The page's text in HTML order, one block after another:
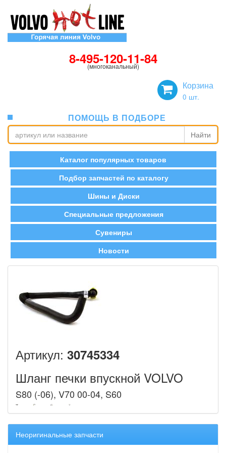
8-495-120-11-84
(многоканальный)
Корзина
0 шт.
ПОМОЩЬ В ПОДБОРЕ
Найти
Каталог популярных товаров
Подбор запчастей по каталогу
Шины и Диски
Специальные предложения
Сувениры
Новости
Артикул: 30745334
Шланг печки впускной VOLVO
S80 (-06), V70 00-04, S60
Неоригинальные запчасти